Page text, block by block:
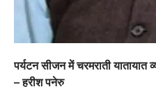
पर्यटन सीजन में चरमराती यातायात
– हरीश पनेरु